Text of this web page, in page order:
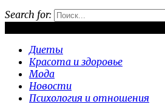
Search for:
Диеты
Красота и здоровье
Мода
Новости
Психология и отношения